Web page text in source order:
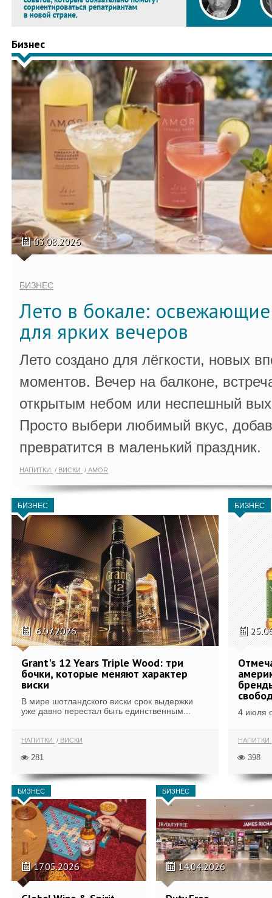
Бизнес
03.08.2026
БИЗНЕС
Лето в бокале:
для ярких вечеров
Лето создано для лёгкости, новых
моментов. Вечер на балконе,
открытым небом или неспешный
Просто выбери любимый вкус,
превратится в маленький праздник.
НАПИТКИ ВИСКИ AMOR
БИЗНЕС
6.07.2026
Grant's 12 Years Triple Wood: три
бочки, которые меняют характер
виски
В мире шотландского виски срок выдержки
уже давно перестал быть единственным...
НАПИТКИ ВИСКИ
281
БИЗНЕС
4 июля
НАПИТКИ
398
БИЗНЕС
17.05.2026
БИЗНЕС
14.04.2026